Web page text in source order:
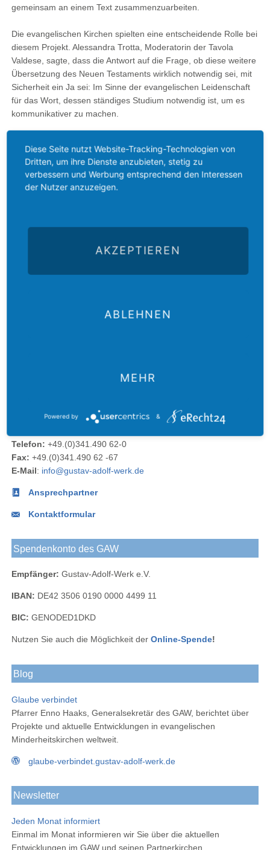
gemeinsam an einem Text zusammenzuarbeiten.
Die evangelischen Kirchen spielten eine entscheidende Rolle bei
diesem Projekt. Alessandra Trotta, Moderatorin der Tavola
Valdese, sagte, dass die Antwort auf die Frage, ob diese weitere
Übersetzung des Neuen Testaments wirklich notwendig sei, mit
Sicherheit ein Ja sei: Im Sinne der evangelischen Leidenschaft
für das Wort, dessen ständiges Studium notwendig ist, um es
kommunikativer zu machen.
ein Aufruf zur Einheit von Christinnen und Christen in Italien und
zum gemeinsamen Studium der Bibel. Es ist zugleich ein
Hoffnungszeichen, dass nun auch die erste ökumenische
Übersetzung des Alten Testaments beginnen kann.
Facebook
Adolf-
Instagram
Werk
Werks
Adolf-
Kontakt
Telefon: +49.(0)341.490 62-0
Fax: +49.(0)341.490 62 -67
E-Mail: info@gustav-adolf-werk.de
Ansprechpartner
Kontaktformular
Spendenkonto des GAW
Empfänger: Gustav-Adolf-Werk e.V.
IBAN: DE42 3506 0190 0000 4499 11
BIC: GENODED1DKD
Nutzen Sie auch die Möglichkeit der Online-Spende!
Blog
Glaube verbindet
Pfarrer Enno Haaks, Generalsekretär des GAW, berichtet über
Projekte und aktuelle Entwicklungen in evangelischen
Minderheitskirchen weltweit.
glaube-verbindet.gustav-adolf-werk.de
Newsletter
Jeden Monat informiert
Einmal im Monat informieren wir Sie über die aktuellen
Entwicklungen im GAW und seinen Partnerkirchen.
Diese Seite nutzt Website-Tracking-Technologien von
Dritten, um ihre Dienste anzubieten, stetig zu
verbessern und Werbung entsprechend den Interessen
der Nutzer anzuzeigen.
AKZEPTIEREN
ABLEHNEN
MEHR
Powered by &